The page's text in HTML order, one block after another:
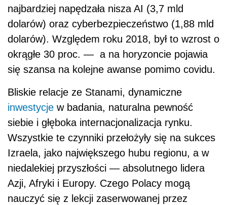
najbardziej napędzała nisza AI (3,7 mld
dolarów) oraz cyberbezpieczeństwo (1,88 mld
dolarów). Względem roku 2018, był to wzrost o
okrągłe 30 proc. — a na horyzoncie pojawia
się szansa na kolejne awanse pomimo covidu.
Bliskie relacje ze Stanami, dynamiczne
inwestycje w badania, naturalna pewność
siebie i głęboka internacjonalizacja rynku.
Wszystkie te czynniki przełożyły się na sukces
Izraela, jako największego hubu regionu, a w
niedalekiej przyszłości — absolutnego lidera
Azji, Afryki i Europy. Czego Polacy mogą
nauczyć się z lekcji zaserwowanej przez